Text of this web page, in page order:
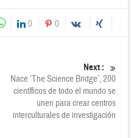
0 0
Next :
Nace ‘The Science Bridge’, 200
científicos de todo el mundo se
unen para crear centros
interculturales de investigación